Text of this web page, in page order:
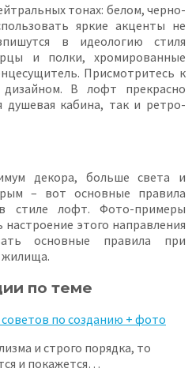
тонах: белом, черно-
яркие акценты не
в идеологию стиля
и полки, хромированные
Присмотритесь к
В лофт прекрасно
душевая кабина, так и ретро-
декора, больше света и
– вот основные правила
стиле лофт. Фото-примеры
этого направления
основные правила при
жилища.
по теме
по созданию + фото
и строго порядка, то
и покажется…